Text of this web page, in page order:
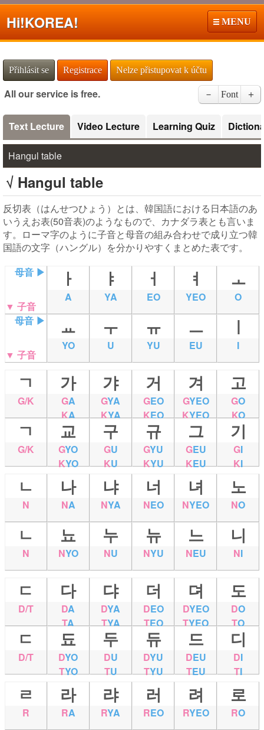
Hi!KOREA! MENU
Přihlásit se Registrace Nelze přistupovat k účtu
All our service is free. － Font ＋
Text Lecture Video Lecture Learning Quiz
Hangul table
√ Hangul table
反切表（はんせつひょう）とは、韓国語における日本語のあ
いうえお表(50音表)のようなもので、カナダラ表とも言いま
す。ローマ字のように子音と母音の組み合わせで成り立つ韓
国語の文字（ハングル）を分かりやすくまとめた表です。
母音 ▶
▼ 子音
ㅏ
A
ㅑ
YA
ㅓ
EO
ㅕ
YEO
ㅗ
O
母音 ▶
▼ 子音
ㅛ
YO
ㅜ
U
ㅠ
YU
ㅡ
EU
ㅣ
I
ㄱ
G/K
가
GA
KA
갸
GYA
KYA
거
GEO
KEO
겨
GYEO
KYEO
고
GO
KO
ㄱ
G/K
교
GYO
KYO
구
GU
KU
규
GYU
KYU
그
GEU
KEU
기
GI
KI
ㄴ
N
나
NA
냐
NYA
너
NEO
녀
NYEO
노
NO
ㄴ
N
뇨
NYO
누
NU
뉴
NYU
느
NEU
니
NI
ㄷ
D/T
다
DA
TA
댜
DYA
TYA
더
DEO
TEO
뎌
DYEO
TYEO
도
DO
TO
ㄷ
D/T
됴
DYO
TYO
두
DU
TU
듀
DYU
TYU
드
DEU
TEU
디
DI
TI
ㄹ
R
라
RA
랴
RYA
러
REO
려
RYEO
로
RO